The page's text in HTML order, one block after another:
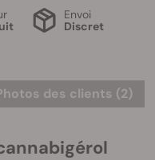
Envoi
Discret
des clients (2)